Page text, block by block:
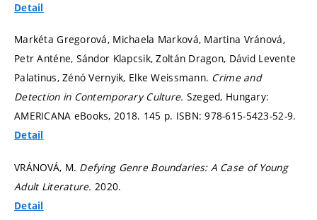
Detail
Markéta Gregorová, Michaela Marková, Martina Vránová,
Petr Anténe, Sándor Klapcsik, Zoltán Dragon, Dávid Levente
Palatinus, Zénó Vernyik, Elke Weissmann. Crime and
Detection in Contemporary Culture. Szeged, Hungary:
AMERICANA eBooks, 2018. 145 p. ISBN: 978-615-5423-52-9.
Detail
VRÁNOVÁ, M. Defying Genre Boundaries: A Case of Young
Adult Literature. 2020.
Detail